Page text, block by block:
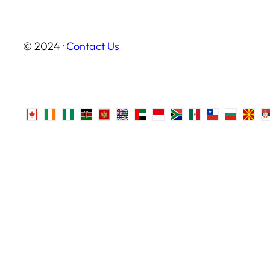
© 2024 · Contact Us